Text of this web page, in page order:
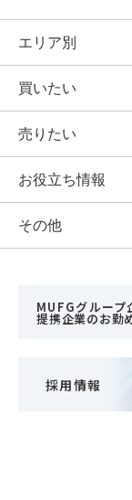
エリア別
買いたい
売りたい
お役立ち情報
その他
MUFGグループ
提携企業のお勤
採用情報